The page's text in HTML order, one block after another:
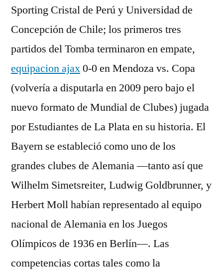
Sporting Cristal de Perú y Universidad de
Concepción de Chile; los primeros tres
partidos del Tomba terminaron en empate,
equipacion ajax0-0 en Mendoza vs. Copa
(volvería a disputarla en 2009 pero bajo el
nuevo formato de Mundial de Clubes) jugada
por Estudiantes de La Plata en su historia. El
Bayern se estableció como uno de los
grandes clubes de Alemania —tanto así que
Wilhelm Simetsreiter, Ludwig Goldbrunner, y
Herbert Moll habían representado al equipo
nacional de Alemania en los Juegos
Olímpicos de 1936 en Berlín—. Las
competencias cortas tales como la